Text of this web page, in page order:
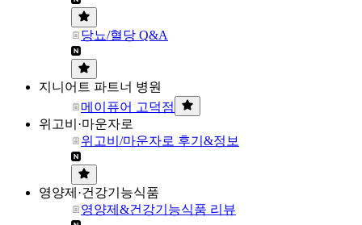
당뇨/혈당 Q&A
지니어트 파트너 병원
메이퓨어 고덕점
위고비·마운자로
위고비/마운자로 후기&정보
영양제·건강기능식품
영양제&건강기능식품 리뷰